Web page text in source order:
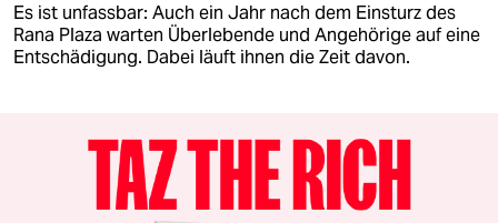
Es ist unfassbar: Auch ein Jahr nach dem Einsturz des
Rana Plaza warten Überlebende und Angehörige auf eine
Entschädigung. Dabei läuft ihnen die Zeit davon.